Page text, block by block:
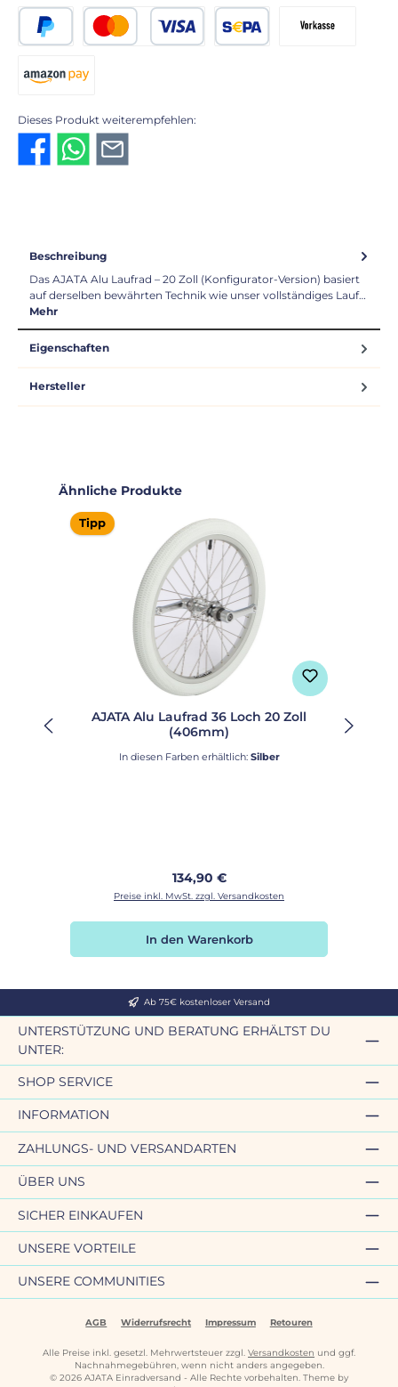
Dieses Produkt weiterempfehlen:
Beschreibung
Das AJATA Alu Laufrad – 20 Zoll (Konfigurator-Version) basiert
auf derselben bewährten Technik wie unser vollständiges Lauf…
Mehr
Eigenschaften
Hersteller
Produktgalerie überspringen
Ähnliche Produkte
Tipp
AJATA Alu Laufrad 36 Loch 20 Zoll
(406mm)
In diesen Farben erhältlich: Silber
Regulärer Preis:
134,90 €
Preise inkl. MwSt. zzgl. Versandkosten
In den Warenkorb
Ab 75€ kostenloser Versand
UNTERSTÜTZUNG UND BERATUNG ERHÄLTST DU
UNTER:
SHOP SERVICE
INFORMATION
ZAHLUNGS- UND VERSANDARTEN
ÜBER UNS
SICHER EINKAUFEN
UNSERE VORTEILE
UNSERE COMMUNITIES
AGB Widerrufsrecht Impressum Retouren
Alle Preise inkl. gesetzl. Mehrwertsteuer zzgl. Versandkosten und ggf.
Nachnahmegebühren, wenn nicht anders angegeben.
© 2026 AJATA Einradversand - Alle Rechte vorbehalten. Theme by